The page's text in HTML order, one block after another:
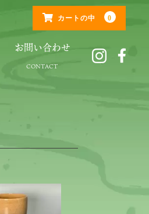
カートの中 0
お問い合わせ